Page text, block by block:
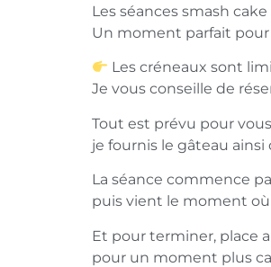
Les séances smash
Un moment parfait
Les créneaux sont
Je vous conseille de
Tout est prévu pour
je fournis le gâteau ainsi
La séance commence
puis vient le moment
Et pour terminer, place
pour un moment plus